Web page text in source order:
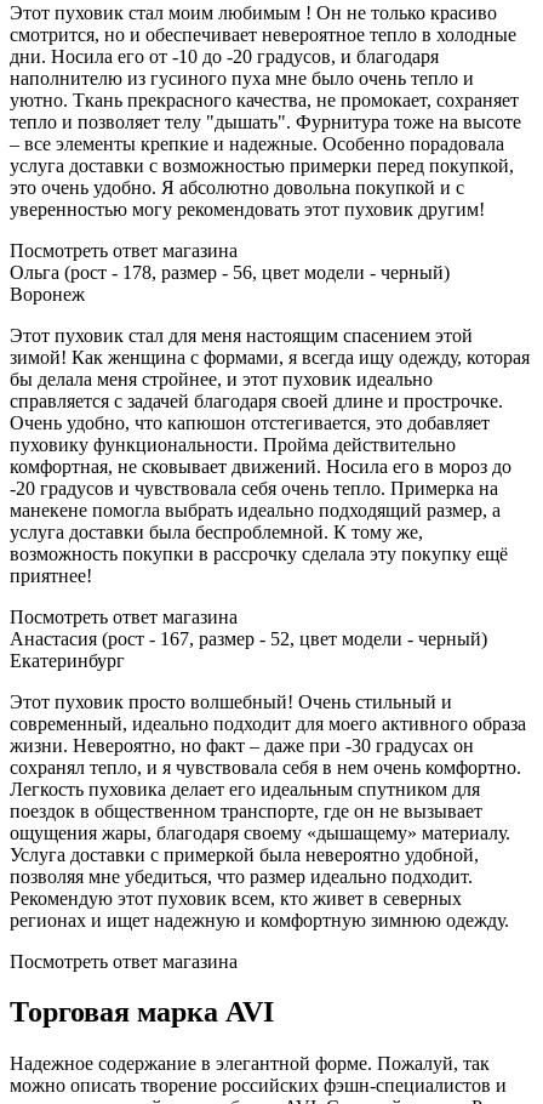
Этот пуховик стал моим любимым ! Он не только красиво
смотрится, но и обеспечивает невероятное тепло в холодные
дни. Носила его от -10 до -20 градусов, и благодаря
наполнителю из гусиного пуха мне было очень тепло и
уютно. Ткань прекрасного качества, не промокает, сохраняет
тепло и позволяет телу "дышать". Фурнитура тоже на высоте
– все элементы крепкие и надежные. Особенно порадовала
услуга доставки с возможностью примерки перед покупкой,
это очень удобно. Я абсолютно довольна покупкой и с
уверенностью могу рекомендовать этот пуховик другим!
Посмотреть ответ магазина
Ольга (рост - 178, размер - 56, цвет модели - черный)
Воронеж
Этот пуховик стал для меня настоящим спасением этой
зимой! Как женщина с формами, я всегда ищу одежду, которая
бы делала меня стройнее, и этот пуховик идеально
справляется с задачей благодаря своей длине и прострочке.
Очень удобно, что капюшон отстегивается, это добавляет
пуховику функциональности. Пройма действительно
комфортная, не сковывает движений. Носила его в мороз до
-20 градусов и чувствовала себя очень тепло. Примерка на
манекене помогла выбрать идеально подходящий размер, а
услуга доставки была беспроблемной. К тому же,
возможность покупки в рассрочку сделала эту покупку ещё
приятнее!
Посмотреть ответ магазина
Анастасия (рост - 167, размер - 52, цвет модели - черный)
Екатеринбург
Этот пуховик просто волшебный! Очень стильный и
современный, идеально подходит для моего активного образа
жизни. Невероятно, но факт – даже при -30 градусах он
сохранял тепло, и я чувствовала себя в нем очень комфортно.
Легкость пуховика делает его идеальным спутником для
поездок в общественном транспорте, где он не вызывает
ощущения жары, благодаря своему «дышащему» материалу.
Услуга доставки с примеркой была невероятно удобной,
позволяя мне убедиться, что размер идеально подходит.
Рекомендую этот пуховик всем, кто живет в северных
регионах и ищет надежную и комфортную зимнюю одежду.
Посмотреть ответ магазина
Торговая марка AVI
Надежное содержание в элегантной форме. Пожалуй, так
можно описать творение российских фэшн-специалистов и